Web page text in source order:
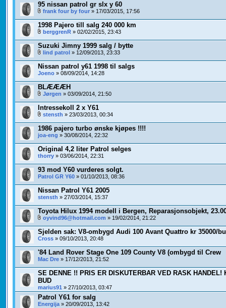
95 nissan patrol gr slx y 60
frank four by four» 17/03/2015, 17:56
1998 Pajero till salg 240 000 km
berggrenR» 02/02/2015, 23:43
Suzuki Jimny 1999 salg / bytte
lind patrol» 12/09/2013, 23:33
Nissan patrol y61 1998 til salgs
Joeno» 08/09/2014, 14:28
BLÆÆÆH
Jørgen » 03/09/2014, 21:50
Intressekoll 2 x Y61
stensth » 23/03/2013, 00:34
1986 pajero turbo ønske kjøpes !!!!
joa-eng » 30/08/2014, 22:32
Original 4,2 liter Patrol selges
thorry» 03/06/2014, 22:31
93 mod Y60 vurderes solgt.
Patrol GR Y60» 01/10/2013, 08:36
Nissan Patrol Y61 2005
stensth » 27/03/2014, 15:37
Toyota Hilux 1994 modell i Bergen, Reparasjonsobjekt,
oyvind96@hotmail.com » 19/02/2014, 21:22
Sjelden sak: V8-ombygd Audi 100 Avant Quattro kr 35000/
Cross» 09/10/2013, 20:48
'84 Land Rover Stage One 109 County V8 (ombygd til Crew
Mac Dre» 17/12/2013, 21:52
SE DENNE !! PRIS ER DISKUTERBAR VED RASK HANDEL!
BUD
marius91 » 27/10/2013, 03:47
Patrol Y61 for salg
Energija» 20/09/2013, 13:42